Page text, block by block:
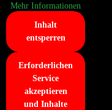
Mehr Informationen
Inhalt
entsperren
Erforderlichen
Service
akzeptieren
und Inhalte